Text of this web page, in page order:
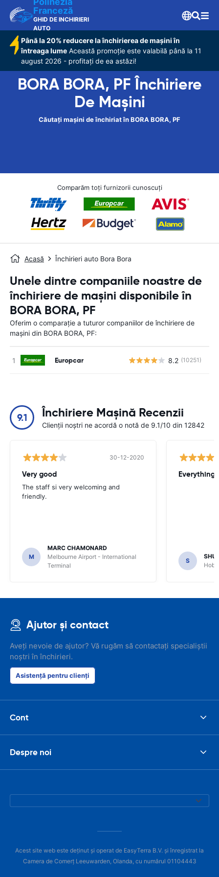
Franceză
GHID DE INCHIRIERI
AUTO
Până la 20% reducere la închirierea de mașini în
întreaga lume Această promoție este valabilă până la 11
august 2026 - profitați de ea astăzi!
BORA BORA, PF Închiriere
De Maşini
Căutați mașini de închiriat în BORA BORA, PF
Comparăm toți furnizorii cunoscuți
Acasă Închirieri auto Bora Bora
Unele dintre companiile noastre de
închiriere de mașini disponibile în
BORA BORA, PF
Oferim o comparație a tuturor companiilor de închiriere de
mașini din BORA BORA, PF:
Europcar 8.2 (10251)
9.1 Închiriere Mașină Recenzii
Clienții noștri ne acordă o notă de 9.1/10 din 12842
30-12-2020
Very good
The staff si very welcoming and
friendly.
M
MARC CHAMONARD
Melbourne Airport - International
Terminal
Everything
S
Ajutor și contact
Aveți nevoie de ajutor? Vă rugăm să contactați specialiștii
noștri în închirieri.
Asistență pentru clienți
Cont
Despre noi
Acest site web este deținut și operat de EasyTerra B.V. și înregistrat la
Camera de Comerț Leeuwarden, Olanda, cu numărul 01104443